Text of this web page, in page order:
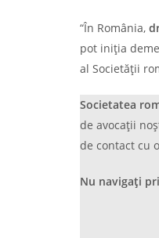
“În România,
pot iniția
al Societății
Societatea
de avocații
de contact cu
Nu navigați